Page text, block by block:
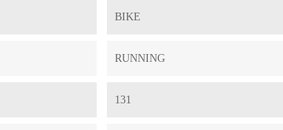
BIKE
RUNNING
131